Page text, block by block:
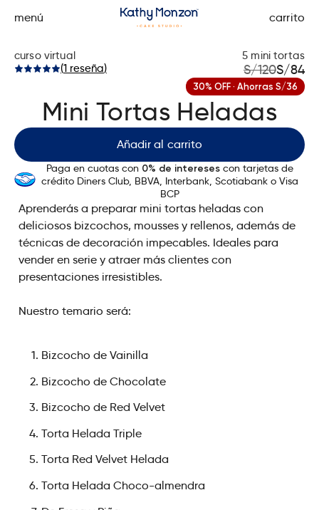
menú carrito
curso virtual
5 mini tortas
(1 reseña) S/120S/84
30% OFF · Ahorras S/36
Mini Tortas Heladas
Añadir al carrito
Paga en cuotas con 0% de intereses con tarjetas de
crédito Diners Club, BBVA, Interbank, Scotiabank o Visa
BCP
Aprenderás a preparar mini tortas heladas con
deliciosos bizcochos, mousses y rellenos, además de
técnicas de decoración impecables. Ideales para
vender en serie y atraer más clientes con
presentaciones irresistibles.
Nuestro temario será:
Bizcocho de Vainilla
Bizcocho de Chocolate
Bizcocho de Red Velvet
Torta Helada Triple
Torta Red Velvet Helada
Torta Helada Choco-almendra